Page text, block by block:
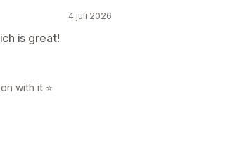
4 juli 2026
is great!
with it ⭐